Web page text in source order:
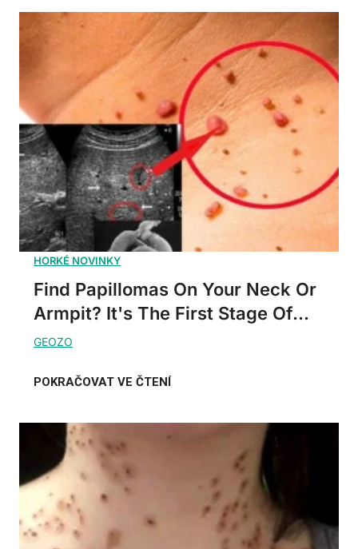
Find Papillomas On Your Neck Or
Armpit? It's The First Stage Of...